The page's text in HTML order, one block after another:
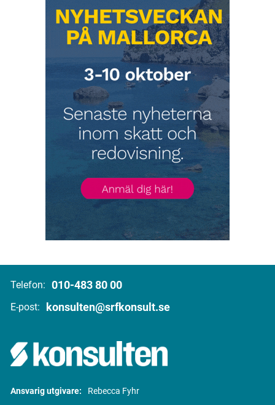
Telefon: 010-483 80 00
E-post: konsulten@srfkonsult.se
Ansvarig utgivare: Rebecca Fyhr